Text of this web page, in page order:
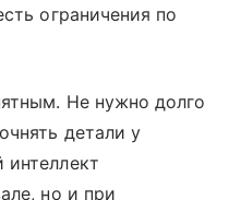
ограничения по
Не нужно долго
детали у
интеллект
но и при